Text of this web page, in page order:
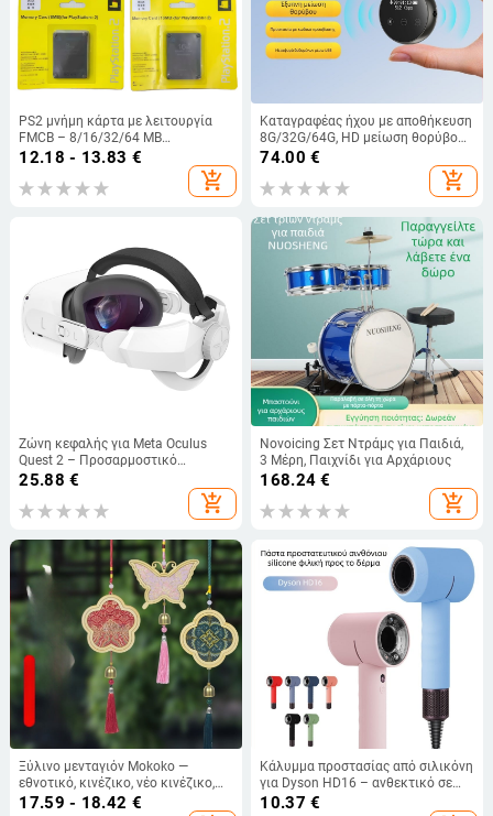
PS2 μνήμη κάρτα με λειτουργία
FMCB – 8/16/32/64 MB
αποθήκευση για κονσόλα PS2,
αξιόπιστη διατήρηση αρχείων
12.18 - 13.83 €
add_shopping_cart
Καταγραφέας ήχου με αποθήκευση
8G/32G/64G, HD μείωση θορύβου,
εγγραφή με ένα πάτημα,
φωνητικός έλεγχος, έως 1200
λεπτών εγγραφής
74.00 €
add_shopping_cart
Ζώνη κεφαλής για Meta Oculus
Quest 2 – Προσαρμοστικό
αντικαταστάσιμο εξάρτημα VR,
άνετος Elite σχεδιασμός, Υλικό ABS
+ PU δέρμα, Βάρος 180 g
25.88 €
add_shopping_cart
Novoicing Σετ Ντράμς για Παιδιά,
3 Μέρη, Παιχνίδι για Αρχάριους
168.24 €
add_shopping_cart
Ξύλινο μενταγιόν Mokoko —
εθνοτικό, κινέζικο, νέο κινέζικο,
αρχαίο στυλ; Κωδικός 03
17.59 - 18.42 €
Κάλυμμα προστασίας από σιλικόνη
για Dyson HD16 – ανθεκτικό σε
γρατσουνιές, πτώσεις και σκόνη,
10.37 €